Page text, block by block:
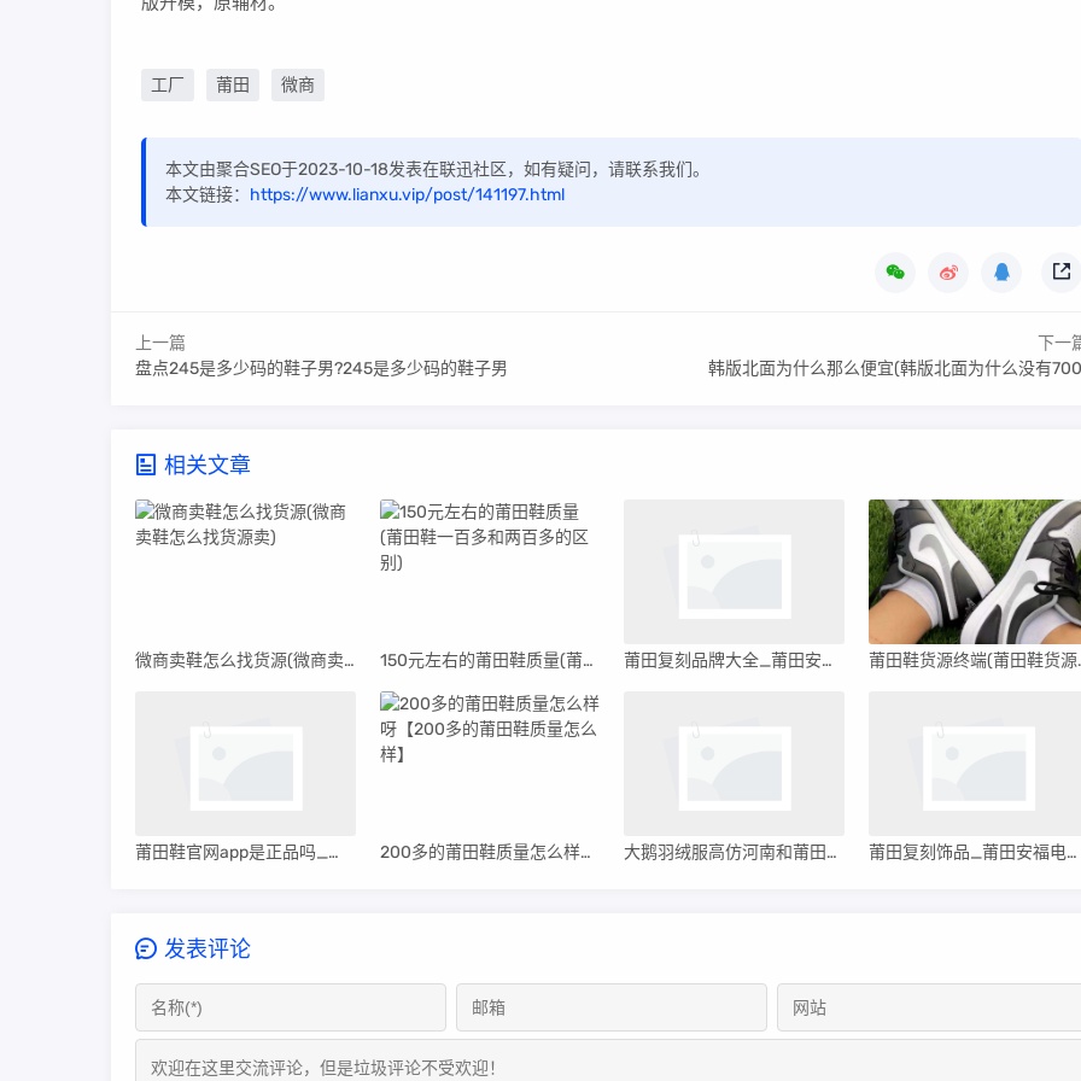
工厂 莆田 微商
本文由聚合SEO于2023-10-18发表在联迅社区，如有疑问，请联系我们。
本文链接： https://www.lianxu.vip/post/141197.html
上一篇
盘点245是多少码的鞋子男?245是多少码的鞋子男
下一
韩版北面为什么那么便宜(韩版北面为什么没有
相关文章
微商卖鞋怎么找货源(微商卖鞋怎么找货源卖) 150元左右的莆田鞋质量(莆田鞋一百多和两百多的区别) 莆田复刻品牌大全_莆田安福电商城414号档口 莆田鞋
莆田鞋官网app是正品吗_莆田鞋官网app 200多的莆田鞋质量怎么样呀【200多的莆田鞋质量怎么样】 大鹅羽绒服高仿河南和莆田_高仿大鹅羽绒服北京工厂 莆田复刻饰品_莆田安福电商城317号档口
发表评论